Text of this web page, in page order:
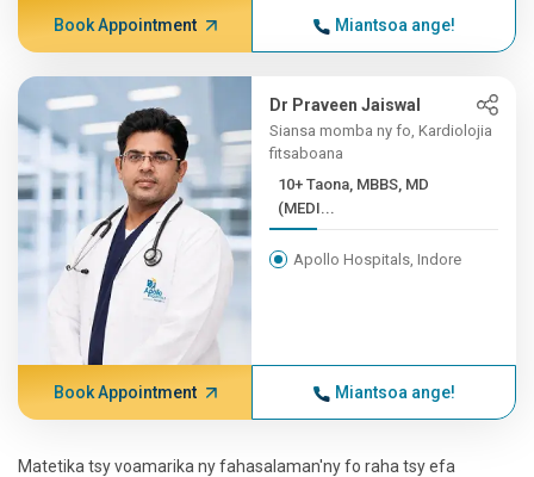
Book Appointment Miantsoa ange!
Dr Praveen Jaiswal
Siansa momba ny fo, Kardiolojia
fitsaboana
10+ Taona, MBBS, MD
(MEDI...
Apollo Hospitals, Indore
Book Appointment Miantsoa ange!
Matetika tsy voamarika ny fahasalaman'ny fo raha tsy efa